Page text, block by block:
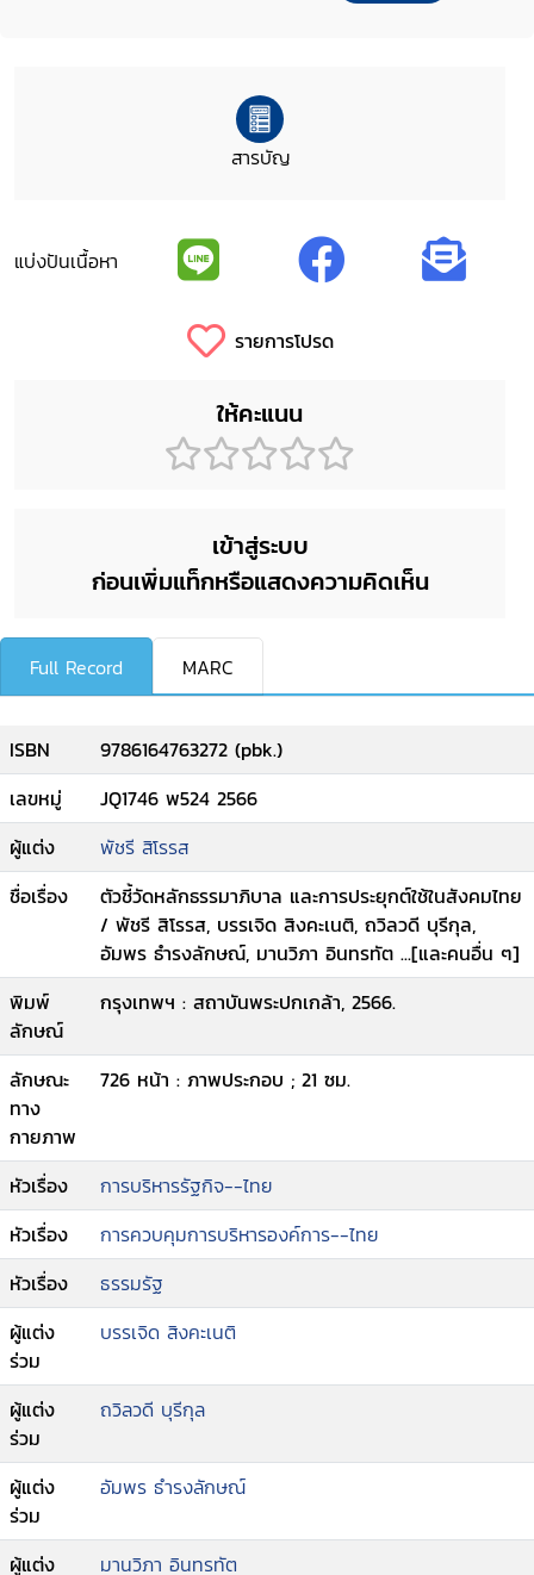
สารบัญ
แบ่งปันเนื้อหา
รายการโปรด
ให้คะแนน
เข้าสู่ระบบ
ก่อนเพิ่มแท็กหรือแสดงความคิดเห็น
Full Record MARC
ISBN
9786164763272 (pbk.)
เลขหมู่
JQ1746 พ524 2566
ผู้แต่ง
พัชรี สิโรรส
ชื่อเรื่อง
ตัวชี้วัดหลักธรรมาภิบาล และการประยุกต์ใช้ในสังคมไทย
/ พัชรี สิโรรส, บรรเจิด สิงคะเนติ, ถวิลวดี บุรีกุล,
อัมพร ธำรงลักษณ์, มานวิภา อินทรทัต ...[และคนอื่น ๆ]
พิมพ์
ลักษณ์
กรุงเทพฯ : สถาบันพระปกเกล้า, 2566.
ลักษณะ
ทาง
กายภาพ
726 หน้า : ภาพประกอบ ; 21 ซม.
หัวเรื่อง
การบริหารรัฐกิจ--ไทย
หัวเรื่อง
การควบคุมการบริหารองค์การ--ไทย
หัวเรื่อง
ธรรมรัฐ
ผู้แต่ง
ร่วม
บรรเจิด สิงคะเนติ
ผู้แต่ง
ร่วม
ถวิลวดี บุรีกุล
ผู้แต่ง
ร่วม
อัมพร ธำรงลักษณ์
ผู้แต่ง มานวิภา อินทรทัต